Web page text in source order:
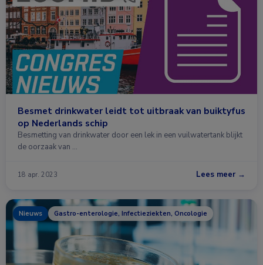
Besmet drinkwater leidt tot uitbraak van buiktyfus
op Nederlands schip
Besmetting van drinkwater door een lek in een vuilwatertank blijkt
de oorzaak van …
18 apr. 2023 Lees meer →
Nieuws Gastro-enterologie, Infectieziekten, Oncologie